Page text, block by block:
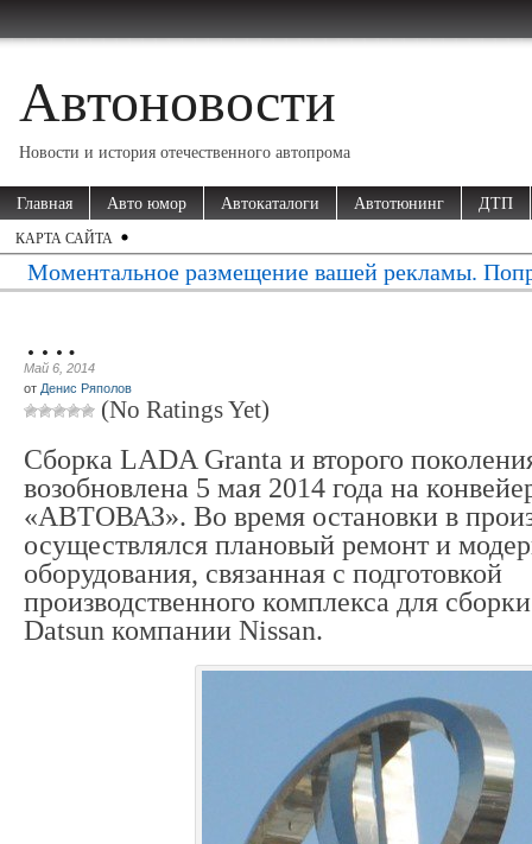
Автоновости
Новости и история отечественного автопрома
Главная Авто юмор Автокаталоги Автотюнинг ДТП
КАРТА САЙТА
Моментальное размещение вашей рекламы.
….
Май 6, 2014
от Денис Ряполов
(No Ratings Yet)
Сборка LADA Granta и второго
возобновлена 5 мая 2014 года на
«АВТОВАЗ». Во время остановки в
осуществлялся плановый ремонт и
оборудования, связанная с подготовкой
производственного комплекса для
Datsun компании Nissan.